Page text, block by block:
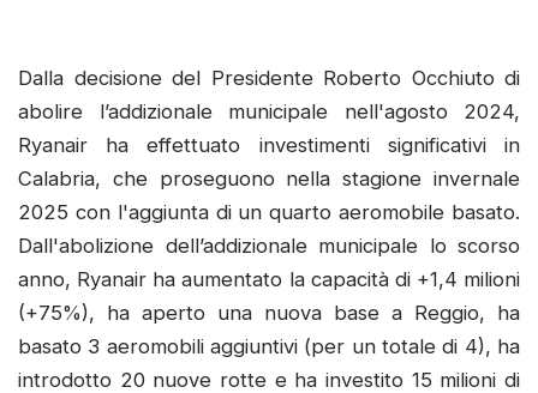
Dalla decisione del Presidente Roberto Occhiuto di
abolire l’addizionale municipale nell'agosto 2024,
Ryanair ha effettuato investimenti significativi in
Calabria, che proseguono nella stagione invernale
2025 con l'aggiunta di un quarto aeromobile basato.
Dall'abolizione dell’addizionale municipale lo scorso
anno, Ryanair ha aumentato la capacità di +1,4 milioni
(+75%), ha aperto una nuova base a Reggio, ha
basato 3 aeromobili aggiuntivi (per un totale di 4), ha
introdotto 20 nuove rotte e ha investito 15 milioni di